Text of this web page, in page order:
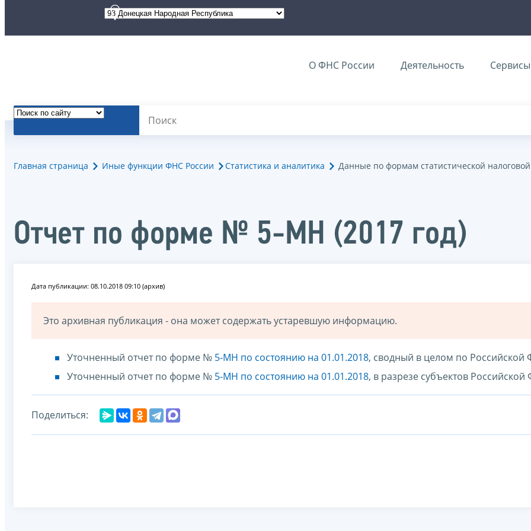
О ФНС России Деятельность Сервисы
Главная страница Иные функции ФНС России Статистика и аналитика Данные по формам статистической налоговой
Отчет по форме № 5-МН (2017 год)
Дата публикации: 08.10.2018 09:10 (архив)
Это архивная публикация - она может содержать устаревшую информацию.
Уточненный отчет по форме № 5-МН по состоянию на 01.01.2018, сводный в целом по Российской
Уточненный отчет по форме № 5-МН по состоянию на 01.01.2018, в разрезе субъектов
Поделиться: